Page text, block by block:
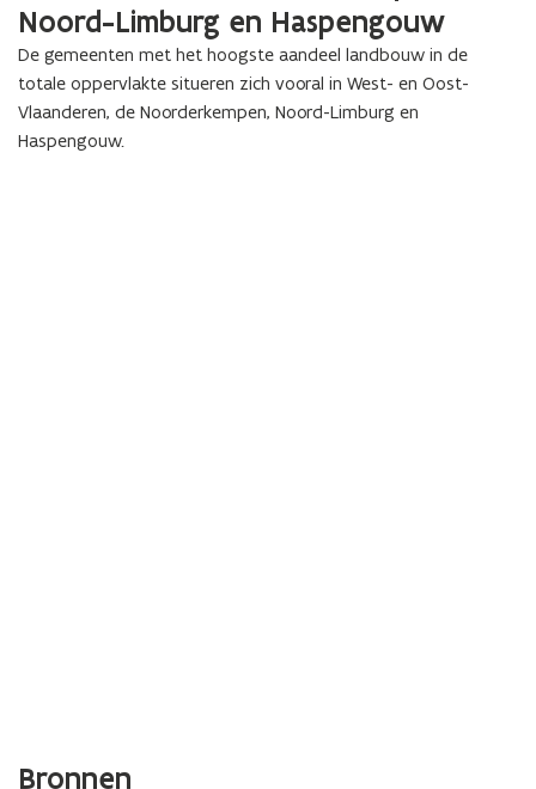
Noord-Limburg en Haspengouw
De gemeenten met het hoogste aandeel landbouw in de
totale oppervlakte situeren zich vooral in West- en Oost-
Vlaanderen, de Noorderkempen, Noord-Limburg en
Haspengouw.
Bronnen